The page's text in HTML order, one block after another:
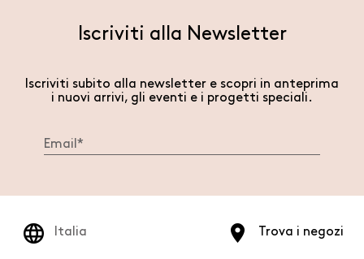
Iscriviti alla Newsletter
Iscriviti subito alla newsletter e scopri in anteprima
i nuovi arrivi, gli eventi e i progetti speciali.
Trova i negozi
Italia